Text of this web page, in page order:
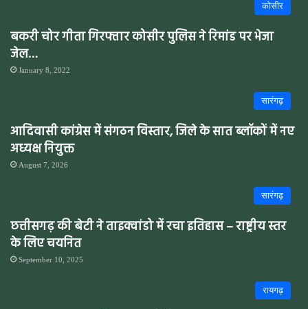
कोसीर
बकरी चोर गीता गिरफ्तार कोसीर पुलिस ने रिमांड पर भेजा
जेल…
January 8, 2022
सारंगढ़
आदिवासी कांग्रेस में संगठन विस्तार, जिले के सात ब्लॉकों में नए
अध्यक्ष नियुक्त
August 7, 2026
सारंगढ़
छत्तीसगढ़ की बेटी ने ताइक्वांडो में रचा इतिहास – राष्ट्रीय स्तर
के लिए चयनित
September 10, 2025
रायगढ़